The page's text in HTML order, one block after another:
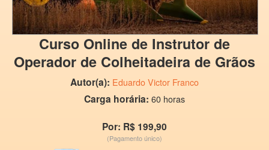
Curso Online de Instrutor de
Operador de Colheitadeira de Grãos
Autor(a): Eduardo Victor Franco
Carga horária: 60 horas
Por: R$ 199,90
(Pagamento único)